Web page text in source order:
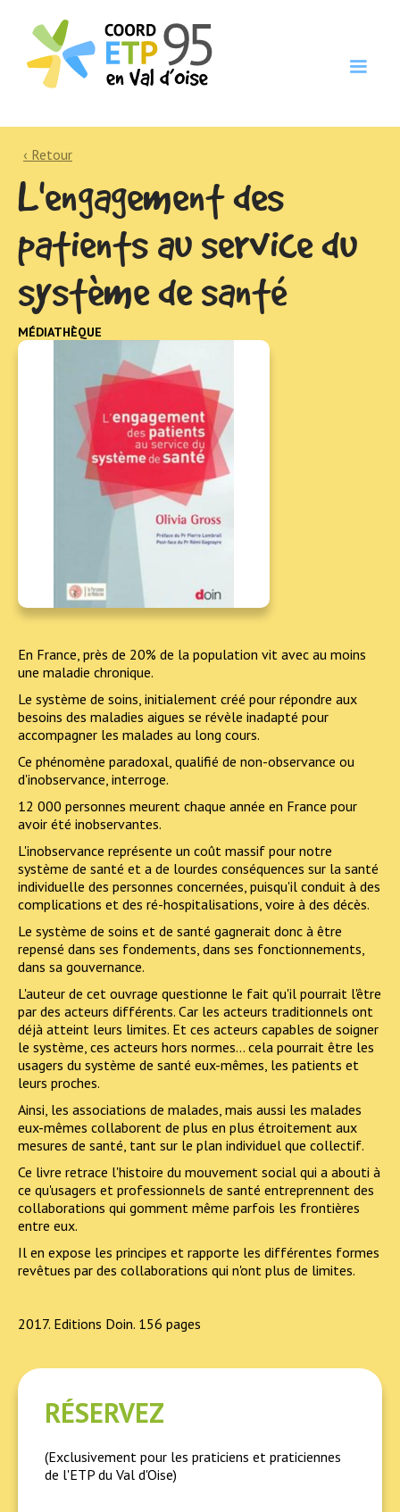
‹ Retour
L'engagement des
patients au service du
système de santé
MÉDIATHÈQUE
En France, près de 20% de la population vit avec au moins
une maladie chronique.
Le système de soins, initialement créé pour répondre aux
besoins des maladies aigues se révèle inadapté pour
accompagner les malades au long cours.
Ce phénomène paradoxal, qualifié de non-observance ou
d'inobservance, interroge.
12 000 personnes meurent chaque année en France pour
avoir été inobservantes.
L'inobservance représente un coût massif pour notre
système de santé et a de lourdes conséquences sur la santé
individuelle des personnes concernées, puisqu'il conduit à des
complications et des ré-hospitalisations, voire à des décès.
Le système de soins et de santé gagnerait donc à être
repensé dans ses fondements, dans ses fonctionnements,
dans sa gouvernance.
L'auteur de cet ouvrage questionne le fait qu'il pourrait l'être
par des acteurs différents. Car les acteurs traditionnels ont
déjà atteint leurs limites. Et ces acteurs capables de soigner
le système, ces acteurs hors normes… cela pourrait être les
usagers du système de santé eux-mêmes, les patients et
leurs proches.
Ainsi, les associations de malades, mais aussi les malades
eux-mêmes collaborent de plus en plus étroitement aux
mesures de santé, tant sur le plan individuel que collectif.
Ce livre retrace l'histoire du mouvement social qui a abouti à
ce qu'usagers et professionnels de santé entreprennent des
collaborations qui gomment même parfois les frontières
entre eux.
Il en expose les principes et rapporte les différentes formes
revêtues par des collaborations qui n'ont plus de limites.
Editions Doin. 156 pages
RÉSERVEZ
(Exclusivement pour les praticiens et praticiennes
de l'ETP du Val d'Oise)